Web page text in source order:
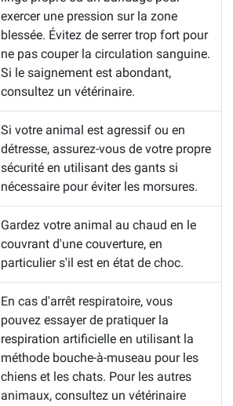
exercer une pression sur la zone
blessée. Évitez de serrer trop fort pour
ne pas couper la circulation sanguine.
Si le saignement est abondant,
consultez un vétérinaire.
Si votre animal est agressif ou en
détresse, assurez-vous de votre propre
sécurité en utilisant des gants si
nécessaire pour éviter les morsures.
Gardez votre animal au chaud en le
couvrant d'une couverture, en
particulier s'il est en état de choc.
En cas d'arrêt respiratoire, vous
pouvez essayer de pratiquer la
respiration artificielle en utilisant la
méthode bouche-à-museau pour les
chiens et les chats. Pour les autres
animaux, consultez un vétérinaire